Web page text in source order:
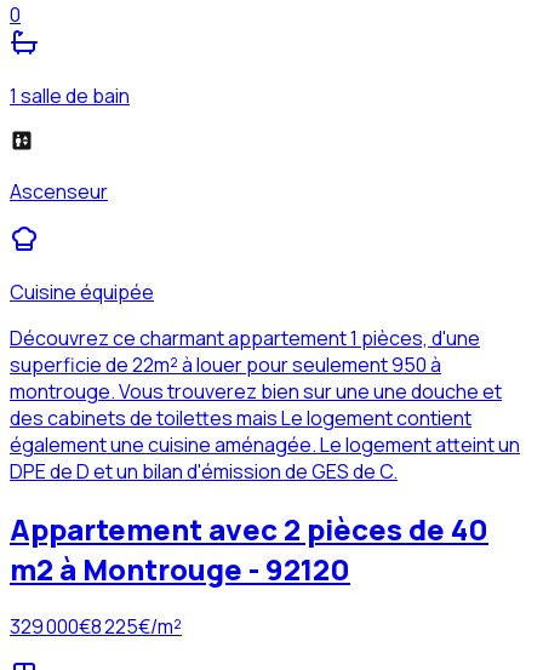
0
1 salle de bain
Ascenseur
Cuisine équipée
Découvrez ce charmant appartement 1 pièces, d'une
superficie de 22m² à louer pour seulement 950 à
montrouge. Vous trouverez bien sur une une douche et
des cabinets de toilettes mais Le logement contient
également une cuisine aménagée. Le logement atteint un
DPE de D et un bilan d'émission de GES de C.
Appartement avec 2 pièces de 40
m2 à Montrouge - 92120
329 000€8 225€/m²